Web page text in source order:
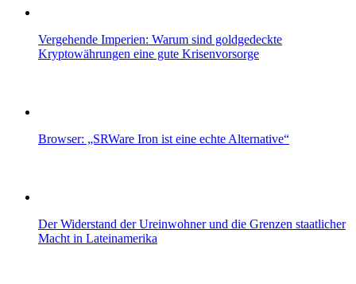
Vergehende Imperien: Warum sind goldgedeckte
Kryptowährungen eine gute Krisenvorsorge
Browser: „SRWare Iron ist eine echte Alternative“
Der Widerstand der Ureinwohner und die Grenzen staatlicher
Macht in Lateinamerika